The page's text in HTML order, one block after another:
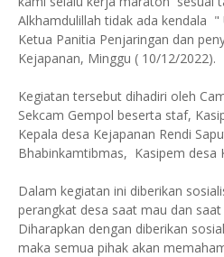
Alkhamdulillah tidak ada kendala "
Ketua Panitia Penjaringan dan
Kejapanan, Minggu ( 10/12/2022).
Kegiatan tersebut dihadiri oleh
Sekcam Gempol beserta staf,
Kepala desa Kejapanan Rendi
Bhabinkamtibmas, Kasipem desa
Dalam kegiatan ini diberikan
perangkat desa saat mau dan
Diharapkan dengan diberikan
maka semua pihak akan